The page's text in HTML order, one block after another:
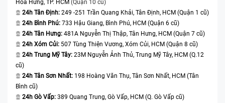
Hòa Hưng, TP. HCM (Quận 10 cũ)
24h Tân Định: 249 -251 Trần Quang Khải, Tân Định, HCM (Quận 1 cũ)
24h Bình Phú: 733 Hậu Giang, Bình Phú, HCM (Quận 6 cũ)
24h Tân Hưng: 481A Nguyễn Thị Thập, Tân Hưng, HCM (Quận 7 cũ)
24h Xóm Củi: 507 Tùng Thiện Vương, Xóm Củi, HCM (Quận 8 cũ)
24h Trung Mỹ Tây: 23M Nguyễn Ảnh Thủ, Trung Mỹ Tây, HCM (Q.12
cũ)
24h Tân Sơn Nhất: 198 Hoàng Văn Thụ, Tân Sơn Nhất, HCM (Tân
Bình cũ)
24h Gò Vấp: 389 Quang Trung, Gò Vấp, HCM (Q. Gò Vấp cũ)